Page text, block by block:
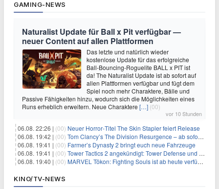
GAMING-NEWS
Naturalist Update für Ball x Pit verfügbar —
neuer Content auf allen Plattformen
Das letzte und natürlich wieder
kostenlose Update für das erfolgreiche
Ball-Bouncing-Roguelite BALL x PIT ist
da! The Naturalist Update ist ab sofort auf
allen Plattformen verfügbar und fügt dem
Spiel noch mehr Charaktere, Bälle und
Passive Fähigkeiten hinzu, wodurch sich die Möglichkeiten eines
Runs erheblich erweitern. Neue Charaktere […] (00)
vor 10 Stunden
06.08. 22:26 | (00) Neuer Horror‑Titel The Skin Stapler feiert Release
06.08. 19:42 | (00) Tom Clancy’s The Division Resurgence – ab sofort für euch verfügbar
06.08. 19:41 | (00) Farmer’s Dynasty 2 bringt euch neue Fahrzeuge
06.08. 19:41 | (00) Tower Tactics 2 angekündigt: Tower Defense und Deckbuilding Kombo kehrt zurück
06.08. 19:40 | (00) MARVEL Tōkon: Fighting Souls ist ab heute verfügbar
KINO/TV-NEWS